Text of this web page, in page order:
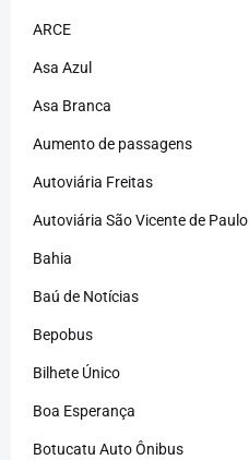
ARCE
Asa Azul
Asa Branca
Aumento de passagens
Autoviária Freitas
Autoviária São Vicente de Paulo
Bahia
Baú de Notícias
Bepobus
Bilhete Único
Boa Esperança
Botucatu Auto Ônibus